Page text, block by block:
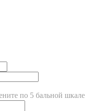
по 5 бальной шкале